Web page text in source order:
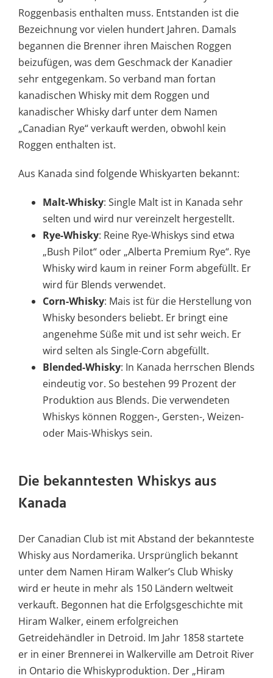
Roggenbasis enthalten muss. Entstanden ist die
Bezeichnung vor vielen hundert Jahren. Damals
begannen die Brenner ihren Maischen Roggen
beizufügen, was dem Geschmack der Kanadier
sehr entgegenkam. So verband man fortan
kanadischen Whisky mit dem Roggen und
kanadischer Whisky darf unter dem Namen
„Canadian Rye“ verkauft werden, obwohl kein
Roggen enthalten ist.
Aus Kanada sind folgende Whiskyarten bekannt:
Malt-Whisky: Single Malt ist in Kanada sehr
selten und wird nur vereinzelt hergestellt.
Rye-Whisky: Reine Rye-Whiskys sind etwa
„Bush Pilot“ oder „Alberta Premium Rye“. Rye
Whisky wird kaum in reiner Form abgefüllt. Er
wird für Blends verwendet.
Corn-Whisky: Mais ist für die Herstellung von
Whisky besonders beliebt. Er bringt eine
angenehme Süße mit und ist sehr weich. Er
wird selten als Single-Corn abgefüllt.
Blended-Whisky: In Kanada herrschen Blends
eindeutig vor. So bestehen 99 Prozent der
Produktion aus Blends. Die verwendeten
Whiskys können Roggen-, Gersten-, Weizen-
oder Mais-Whiskys sein.
Die bekanntesten Whiskys aus
Kanada
Der Canadian Club ist mit Abstand der bekannteste
Whisky aus Nordamerika. Ursprünglich bekannt
unter dem Namen Hiram Walker’s Club Whisky
wird er heute in mehr als 150 Ländern weltweit
verkauft. Begonnen hat die Erfolgsgeschichte mit
Hiram Walker, einem erfolgreichen
Getreidehändler in Detroid. Im Jahr 1858 startete
er in einer Brennerei in Walkerville am Detroit River
in Ontario die Whiskyproduktion. Der „Hiram